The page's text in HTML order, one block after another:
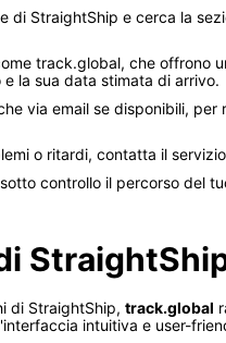
di StraightShip e cerca la
track.global, che offrono
la sua data stimata di arrivo.
via email se disponibili,
o ritardi, contatta il
controllo il percorso del
di StraightShip, track.global
intuitiva e user-